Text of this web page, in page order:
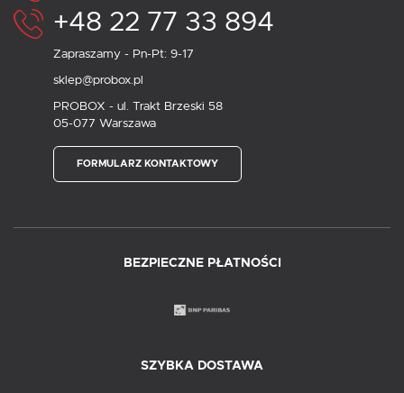
+48 22 77 33 894
Zapraszamy - Pn-Pt: 9-17
sklep@probox.pl
PROBOX - ul. Trakt Brzeski 58
05-077 Warszawa
FORMULARZ KONTAKTOWY
BEZPIECZNE PŁATNOŚCI
SZYBKA DOSTAWA